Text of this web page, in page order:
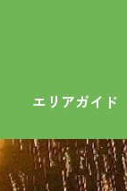
エリアガイド